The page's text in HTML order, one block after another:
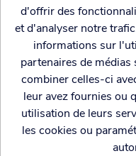
Tasse de voyage
Bambou Feline fine
7.99€
d'offrir des
et d'analyser notre
informations sur
partenaires de
combiner celles-ci
leur avez fournies ou
utilisation de leurs
les cookies ou